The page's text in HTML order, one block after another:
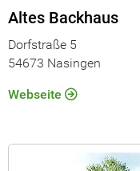
Altes Backhaus
Dorfstraße 5
54673 Nasingen
Webseite